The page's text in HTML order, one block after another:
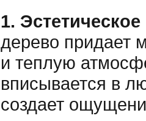
1.
дерево придает
и теплую
вписывается в
создает